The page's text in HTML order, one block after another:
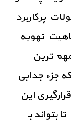
پرکاربرد
تهویه
ترین
جزء جدایی
این
بتواند با